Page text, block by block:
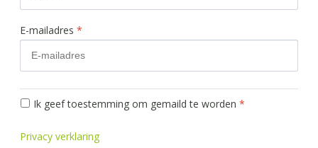
E-mailadres *
Ik geef toestemming om gemaild te worden *
Privacy verklaring